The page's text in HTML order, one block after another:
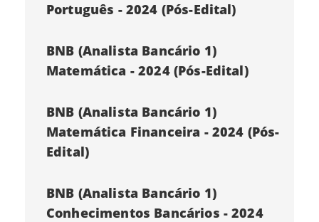
Português - 2024 (Pós-Edital)
BNB (Analista Bancário 1)
Matemática - 2024 (Pós-Edital)
BNB (Analista Bancário 1)
Matemática Financeira - 2024 (Pós-
Edital)
BNB (Analista Bancário 1)
Conhecimentos Bancários - 2024